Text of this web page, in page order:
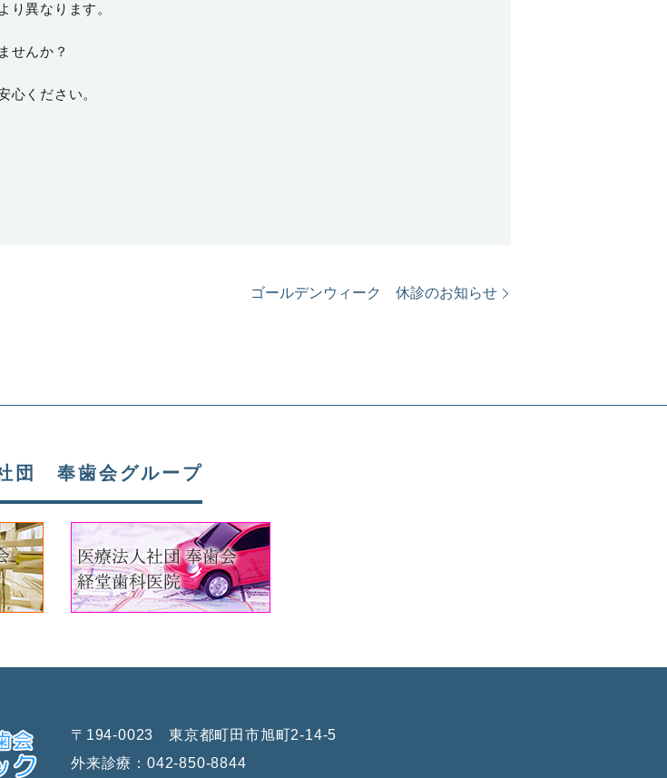
り異なります。
せんか？
心ください。
ゴールデンウィーク 休診のお知らせ
団 奉歯会グループ
〒194-0023 東京都町田市旭町2-14-5
外来診療： 042-850-8844